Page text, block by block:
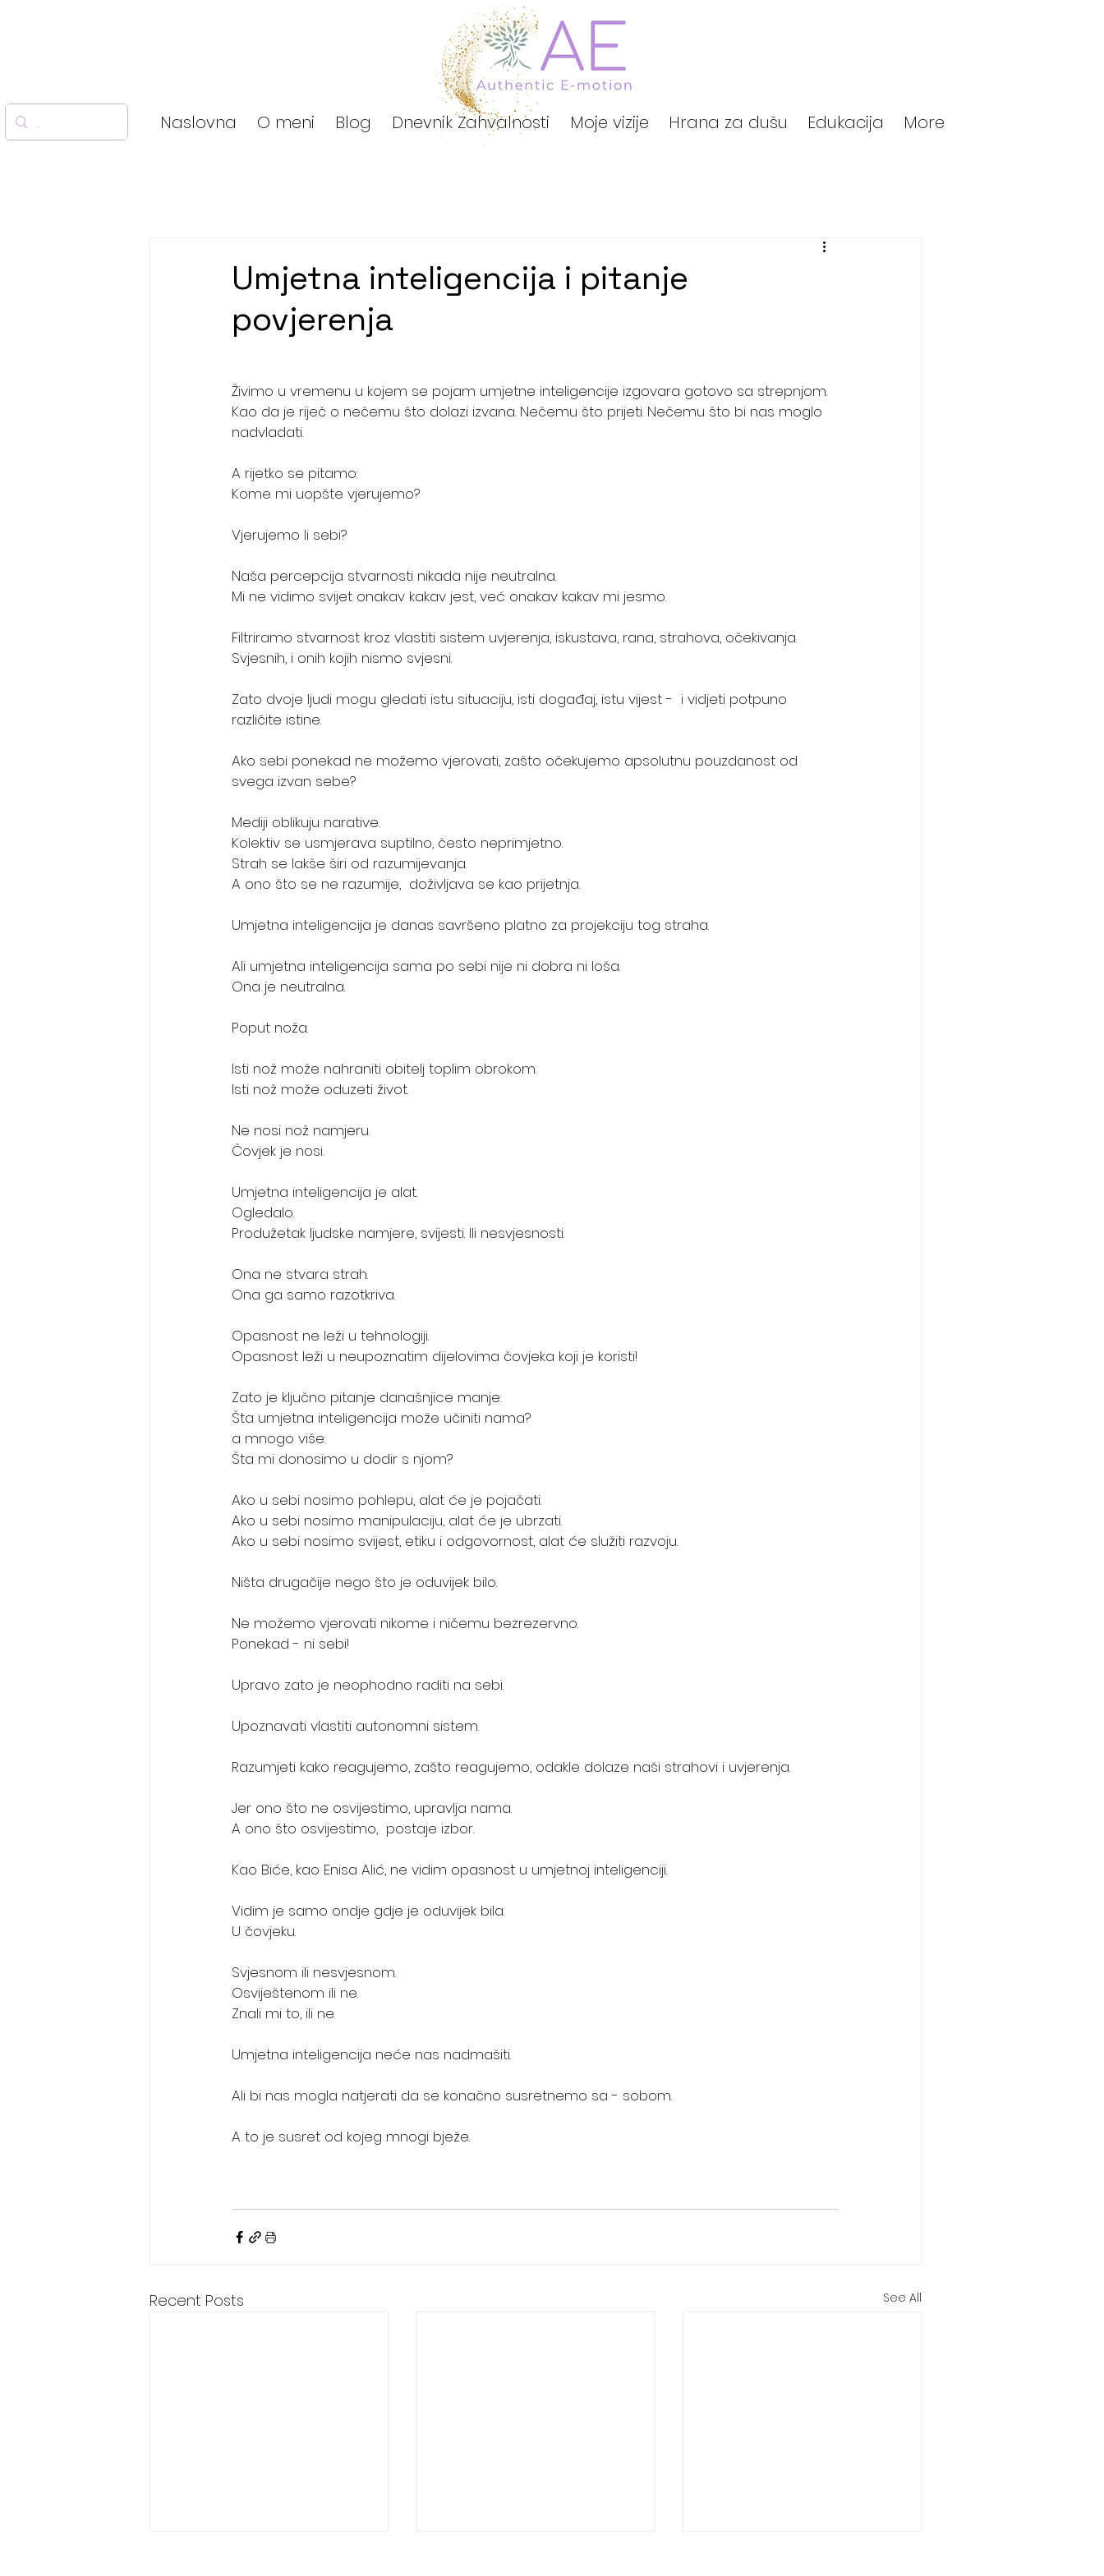
Naslovna O meni Blog Dnevnik Zahvalnosti Moje vizije Hrana za dušu Edukacija More
Umjetna inteligencija i pitanje
povjerenja
Živimo u vremenu u kojem se pojam umjetne inteligencije izgovara gotovo sa strepnjom.
Kao da je riječ o nečemu što dolazi izvana. Nečemu što prijeti. Nečemu što bi nas moglo
nadvladati.
A rijetko se pitamo:
Kome mi uopšte vjerujemo?
Vjerujemo li sebi?
Naša percepcija stvarnosti nikada nije neutralna.
Mi ne vidimo svijet onakav kakav jest, već onakav kakav mi jesmo.
Filtriramo stvarnost kroz vlastiti sistem uvjerenja, iskustava, rana, strahova, očekivanja.
Svjesnih, i onih kojih nismo svjesni.
Zato dvoje ljudi mogu gledati istu situaciju, isti događaj, istu vijest -  i vidjeti potpuno
različite istine.
Ako sebi ponekad ne možemo vjerovati, zašto očekujemo apsolutnu pouzdanost od
svega izvan sebe?
Mediji oblikuju narative.
Kolektiv se usmjerava suptilno, često neprimjetno.
Strah se lakše širi od razumijevanja.
A ono što se ne razumije,  doživljava se kao prijetnja.
Umjetna inteligencija je danas savršeno platno za projekciju tog straha.
Ali umjetna inteligencija sama po sebi nije ni dobra ni loša.
Ona je neutralna.
Poput noža.
Isti nož može nahraniti obitelj toplim obrokom.
Isti nož može oduzeti život.
Ne nosi nož namjeru.
Čovjek je nosi.
Umjetna inteligencija je alat.
Ogledalo.
Produžetak ljudske namjere, svijesti. Ili nesvjesnosti.
Ona ne stvara strah.
Ona ga samo razotkriva.
Opasnost ne leži u tehnologiji.
Opasnost leži u neupoznatim dijelovima čovjeka koji je koristi!
Zato je ključno pitanje današnjice manje:
Šta umjetna inteligencija može učiniti nama?
a mnogo više:
Šta mi donosimo u dodir s njom?
Ako u sebi nosimo pohlepu, alat će je pojačati.
Ako u sebi nosimo manipulaciju, alat će je ubrzati.
Ako u sebi nosimo svijest, etiku i odgovornost, alat će služiti razvoju.
Ništa drugačije nego što je oduvijek bilo.
Ne možemo vjerovati nikome i ničemu bezrezervno.
Ponekad - ni sebi!
Upravo zato je neophodno raditi na sebi.
Upoznavati vlastiti autonomni sistem.
Razumjeti kako reagujemo, zašto reagujemo, odakle dolaze naši strahovi i uvjerenja.
Jer ono što ne osvijestimo, upravlja nama.
A ono što osvijestimo,  postaje izbor.
Kao Biće, kao Enisa Alić, ne vidim opasnost u umjetnoj inteligenciji.
Vidim je samo ondje gdje je oduvijek bila.
U čovjeku.
Svjesnom ili nesvjesnom.
Osviještenom ili ne.
Znali mi to, ili ne.
Umjetna inteligencija neće nas nadmašiti.
Ali bi nas mogla natjerati da se konačno susretnemo sa - sobom.
A to je susret od kojeg mnogi bježe.
Recent Posts See All